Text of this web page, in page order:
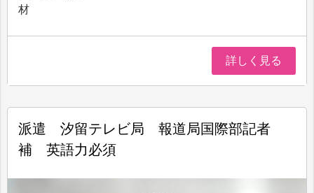
材
詳しく見る
派遣 汐留テレビ局 報道局国際部記者
補 英語力必須